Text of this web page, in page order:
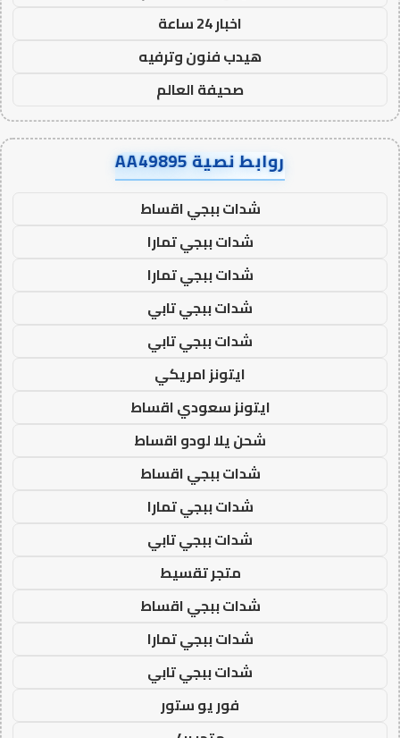
اخبار 24 ساعة
هيدب فنون وترفيه
صحيفة العالم
روابط نصية AA49895
شدات ببجي اقساط
شدات ببجي تمارا
شدات ببجي تمارا
شدات ببجي تابي
شدات ببجي تابي
ايتونز امريكي
ايتونز سعودي اقساط
شحن يلا لودو اقساط
شدات ببجي اقساط
شدات ببجي تمارا
شدات ببجي تابي
متجر تقسيط
شدات ببجي اقساط
شدات ببجي تمارا
شدات ببجي تابي
فور يو ستور